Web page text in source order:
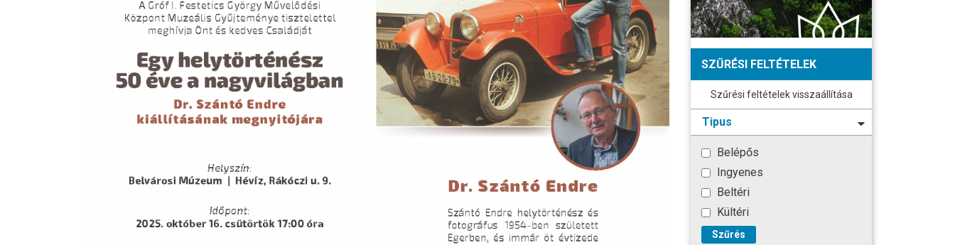
SZŰRÉSI FELTÉTELEK
Szűrési feltételek visszaállítása
Tipus
Belépős
Ingyenes
Beltéri
Kültéri
Szűrés